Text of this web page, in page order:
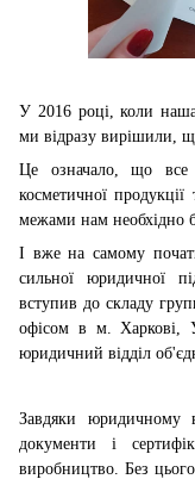
У 2016 році, коли наша
ми відразу вирішили,
Це означало, що
косметичної продукції
межами нам необхідно
І вже на самому
сильної юридичної
вступив до складу
офісом в м. Харкові,
юридичний відділ
Завдяки юридичному
документи і
виробництво. Без